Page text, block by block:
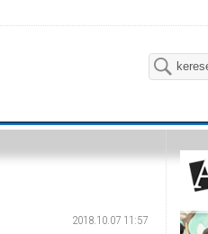
2018.10.07 11:57